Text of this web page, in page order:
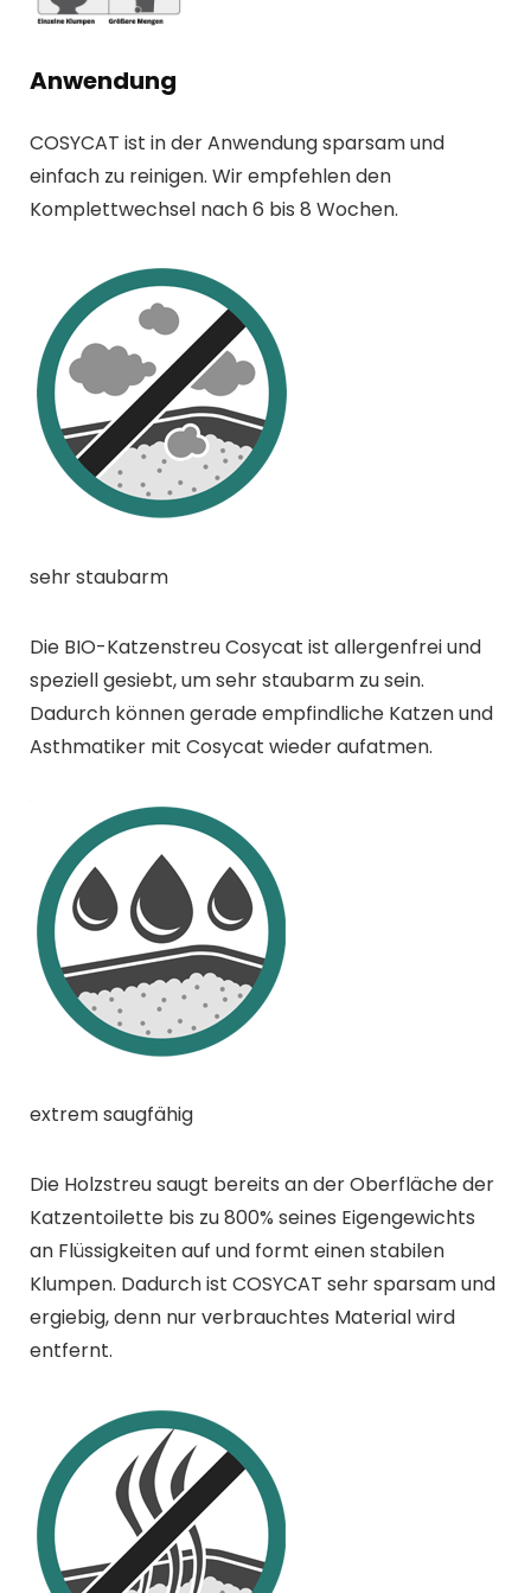
Anwendung
COSYCAT ist in der Anwendung sparsam und
einfach zu reinigen. Wir empfehlen den
Komplettwechsel nach 6 bis 8 Wochen.
sehr staubarm
Die BIO-Katzenstreu Cosycat ist allergenfrei und
speziell gesiebt, um sehr staubarm zu sein.
Dadurch können gerade empfindliche Katzen und
Asthmatiker mit Cosycat wieder aufatmen.
extrem saugfähig
Die Holzstreu saugt bereits an der Oberfläche der
Katzentoilette bis zu 800% seines Eigengewichts
an Flüssigkeiten auf und formt einen stabilen
Klumpen. Dadurch ist COSYCAT sehr sparsam und
ergiebig, denn nur verbrauchtes Material wird
entfernt.